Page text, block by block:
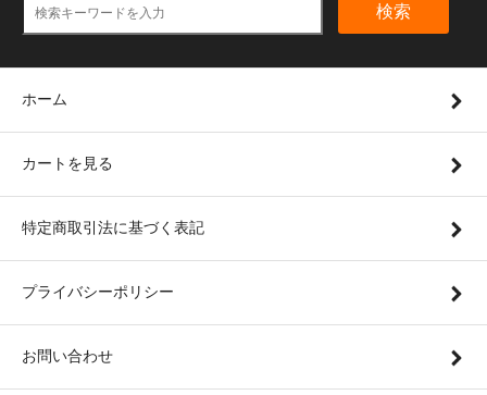
検索
ホーム
カートを見る
特定商取引法に基づく表記
プライバシーポリシー
お問い合わせ